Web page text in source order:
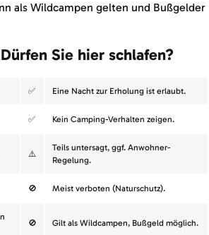
als Wildcampen gelten und Bußgelder
Sie hier schlafen?
✅ Eine Nacht zur Erholung ist erlaubt.
✅ Kein Camping-Verhalten zeigen.
⚠️
Teils untersagt, ggf. Anwohner-
Regelung.
🚫 Meist verboten (Naturschutz).
🚫 Gilt als Wildcampen, Bußgeld möglich.